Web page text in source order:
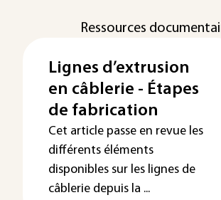
Ressources
Lignes d’extrusion
en câblerie - Étapes
de fabrication
Cet article passe en revue les
différents éléments
disponibles sur les lignes de
câblerie depuis la ...